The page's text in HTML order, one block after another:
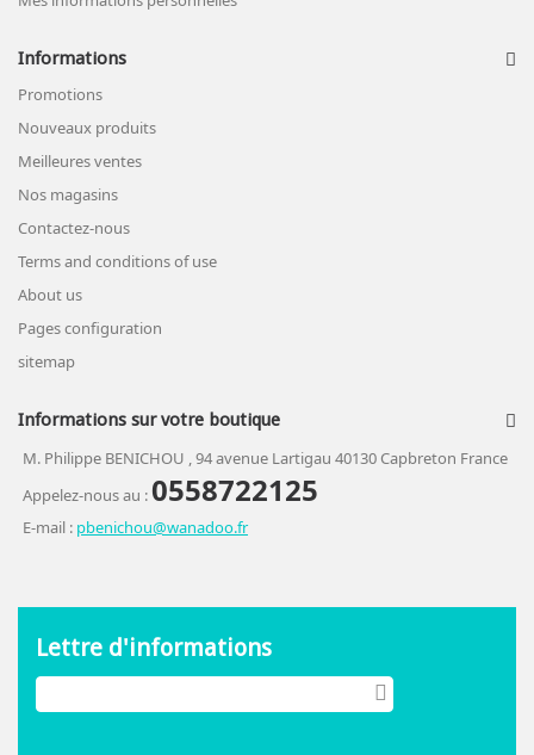
Informations
Promotions
Nouveaux produits
Meilleures ventes
Nos magasins
Contactez-nous
Terms and conditions of use
About us
Pages configuration
sitemap
Informations sur votre boutique
M. Philippe BENICHOU , 94 avenue Lartigau 40130 Capbreton France
Appelez-nous au :0558722125
E-mail : pbenichou@wanadoo.fr
Lettre d'informations